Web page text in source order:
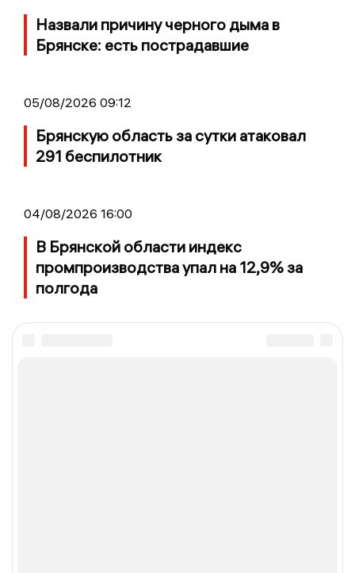
Назвали причину черного дыма в
Брянске: есть пострадавшие
05/08/2026 09:12
Брянскую область за сутки атаковал
291 беспилотник
04/08/2026 16:00
В Брянской области индекс
промпроизводства упал на 12,9% за
полгода